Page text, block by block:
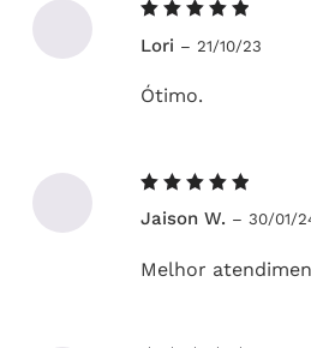
5de 5
Lori – 21/10/23
Ótimo.
5de 5
Jaison W. – 30/01/
Melhor